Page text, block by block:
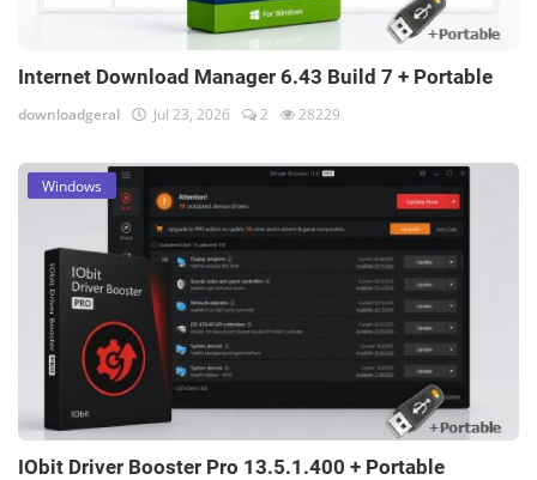
Internet Download Manager 6.43 Build 7 + Portable
downloadgeral Jul 23, 2026 2 28229
Windows
IObit Driver Booster Pro 13.5.1.400 + Portable